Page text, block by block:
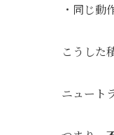
・同じ動
こうした
ニュート